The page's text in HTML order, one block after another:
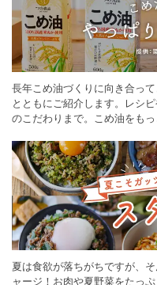
長年こめ油づくりに向き合っ
とともにご紹介します。レシ
のこだわりまで。こめ油をも
夏は食欲が落ちがちですが、
ャージ！お肉や夏野菜をたっ